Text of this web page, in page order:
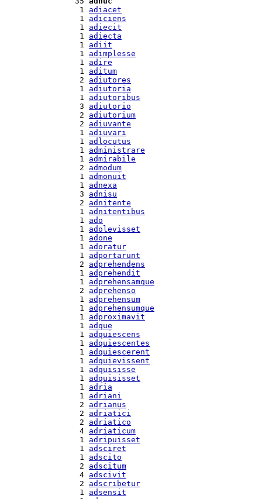
  1
adiacet
  1
adiciens
  1
adiecit
  1
adiecta
  1
adiit
  1
adimplesse
  1
adire
  1
aditum
  2
adiutores
  1
adiutoria
  1
adiutoribus
  3
adiutorio
  2
adiutorium
  2
adiuvante
  1
adiuvari
  1
adlocutus
  1
administrare
  1
admirabile
  2
admodum
  1
admonuit
  1
adnexa
  3
adnisu
  2
adnitente
  1
adnitentibus
  1
ado
  1
adolevisset
  1
adone
  1
adoratur
  1
adportarunt
  2
adprehendens
  1
adprehendit
  1
adprehensamque
  2
adprehenso
  1
adprehensum
  1
adprehensumque
  1
adproximavit
  1
adque
  1
adquiescens
  1
adquiescentes
  1
adquiescerent
  1
adquievissent
  1
adquisisse
  1
adquisisset
  1
adria
  1
adriani
  2
adrianus
  2
adriatici
  2
adriatico
  4
adriaticum
  1
adripuisset
  1
adsciret
  1
adscito
  2
adscitum
  4
adscivit
  2
adscribetur
  1
adsensit